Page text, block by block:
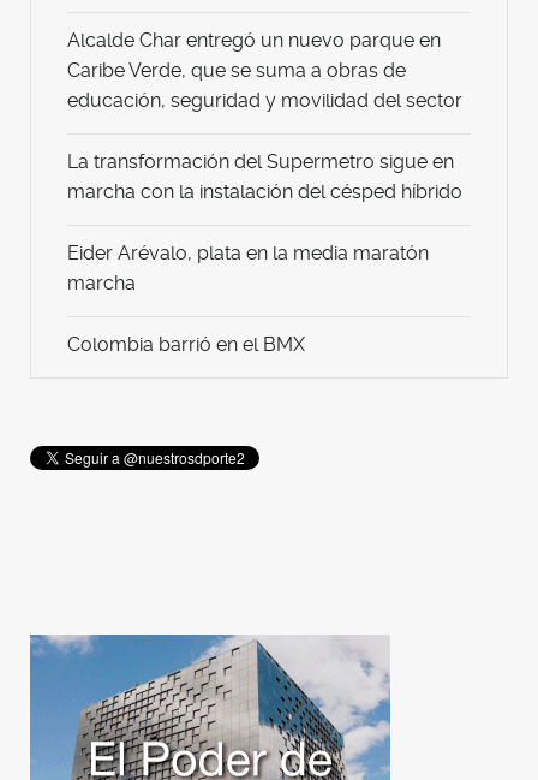
Alcalde Char entregó un nuevo parque en
Caribe Verde, que se suma a obras de
educación, seguridad y movilidad del sector
La transformación del Supermetro sigue en
marcha con la instalación del césped híbrido
Eider Arévalo, plata en la media maratón
marcha
Colombia barrió en el BMX